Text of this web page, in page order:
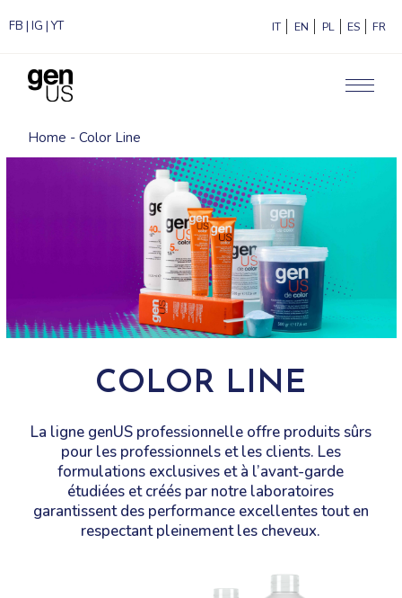
FB | IG |YT ITALIANOENGLISHPOLSKI
Home Color Line
COLOR LINE
La ligne genUS professionnelle offre produits sûrs
pour les professionnels et les clients. Les
formulations exclusives et à l’avant-garde
étudiées et créés par notre laboratoires
garantissent des performance excellentes tout en
respectant pleinement les cheveux.